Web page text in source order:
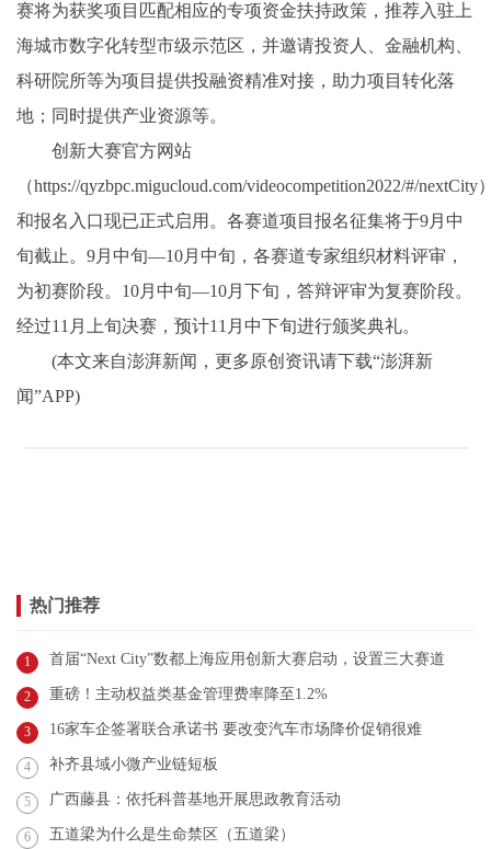
赛将为获奖项目匹配相应的专项资金扶持政策，推荐入驻上
海城市数字化转型市级示范区，并邀请投资人、金融机构、
科研院所等为项目提供投融资精准对接，助力项目转化落
地；同时提供产业资源等。
创新大赛官方网站
（https://qyzbpc.migucloud.com/videocompetition2022/#/nextCity
和报名入口现已正式启用。各赛道项目报名征集将于9月中
旬截止。9月中旬—10月中旬，各赛道专家组织材料评审，
为初赛阶段。10月中旬—10月下旬，答辩评审为复赛阶段。
经过11月上旬决赛，预计11月中下旬进行颁奖典礼。
(本文来自澎湃新闻，更多原创资讯请下载“澎湃新
闻”APP)
热门推荐
1 首届“Next City”数都上海应用创新大赛启动，设置三大赛道
2 重磅！主动权益类基金管理费率降至1.2%
3 16家车企签署联合承诺书 要改变汽车市场降价促销很难
4 补齐县域小微产业链短板
5 广西藤县：依托科普基地开展思政教育活动
6 五道梁为什么是生命禁区（五道梁）